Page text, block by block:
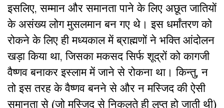
इसलिए, सम्मान और समानता पाने के लिए अछूत जातियों
के असंख्य लोग मुसलमान बन गए थे। इस धर्मांतरण को
रोकने के लिए ही मध्यकाल में ब्राह्मणों ने भक्ति आंदोलन
खड़ा किया था, जिसका मकसद सिर्फ शूद्रों को कागजी
वैष्णव बनाकर इस्लाम में जाने से रोकना था। किन्तु, न
तो इस तरह के वैष्णव बनने से और न मस्जिद की ऐसी
समानता से (जो मस्जिद से निकलते ही लुप्त हो जाती थी)